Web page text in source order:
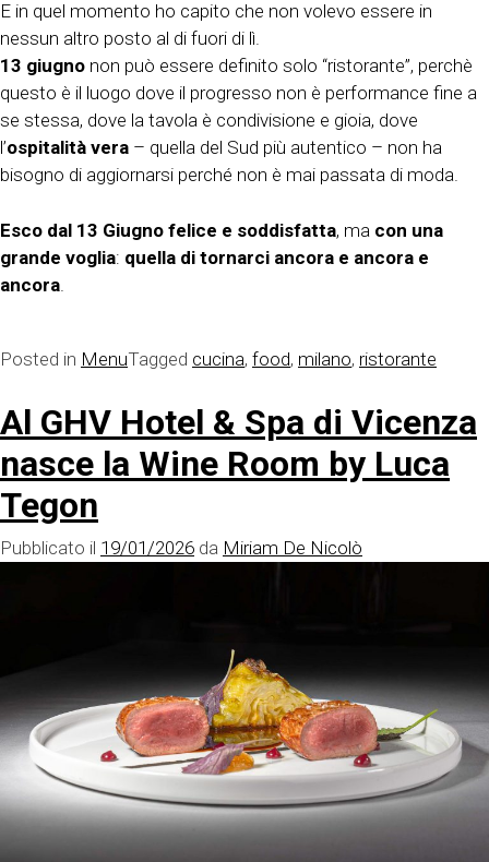
E in quel momento ho capito che non volevo essere in
nessun altro posto al di fuori di lì.
13 giugno non può essere definito solo “ristorante”, perchè
questo è il luogo dove il progresso non è performance fine a
se stessa, dove la tavola è condivisione e gioia, dove
l’ospitalità vera – quella del Sud più autentico – non ha
bisogno di aggiornarsi perché non è mai passata di moda.
Esco dal 13 Giugno felice e soddisfatta, ma con una
grande voglia: quella di tornarci ancora e ancora e
ancora
Posted in MenuTagged cucina, food, milano, ristorante
Al GHV Hotel & Spa di Vicenza
nasce la Wine Room by Luca
Tegon
Pubblicato il 19/01/2026 da Miriam De Nicolò